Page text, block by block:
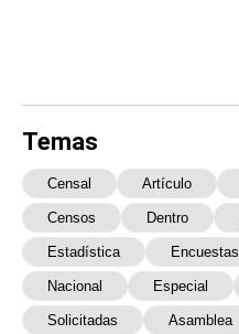
Temas
Censal Artículo
Censos Dentro
Estadística Encuestas
Nacional Especial
Solicitadas Asamblea